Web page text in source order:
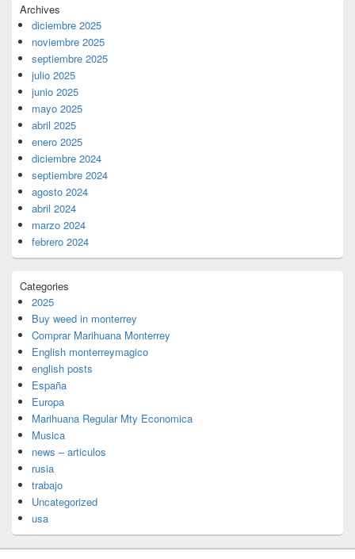
Archives
diciembre 2025
noviembre 2025
septiembre 2025
julio 2025
junio 2025
mayo 2025
abril 2025
enero 2025
diciembre 2024
septiembre 2024
agosto 2024
abril 2024
marzo 2024
febrero 2024
Categories
2025
Buy weed in monterrey
Comprar Marihuana Monterrey
English monterreymagico
english posts
España
Europa
Marihuana Regular Mty Economica
Musica
news – articulos
rusia
trabajo
Uncategorized
usa